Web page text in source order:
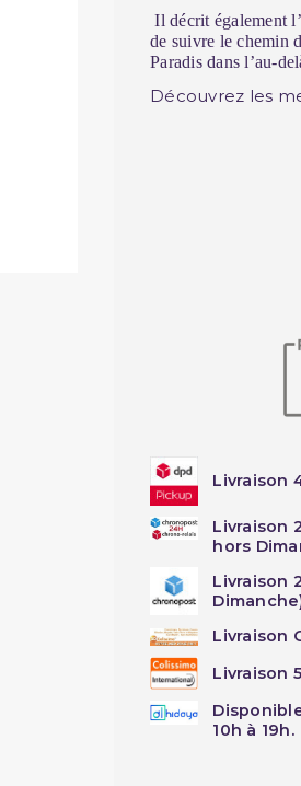
Il décrit également
de suivre le chemin
Paradis dans l’au-
Découvrez les
Livraison
Livraison
hors
Livraison
Livraison
Livraison
10h à 19h.